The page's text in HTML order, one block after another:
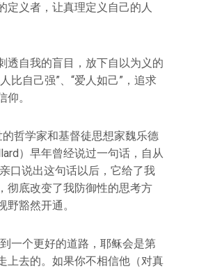
定义者，让真理定义自己的人
透自我的盲目，放下自以为义的
比自己强”、“爱人如己”，追求
仰。
哲学家和基督徒思想家魏乐德
）早年曾经说过一句话，自从
口说出这句话以后，它给了我
彻底改变了我防御性的思考方
野豁然开通。
一个更好的道路，耶稣会是第
上去的。如果你不相信他（对真